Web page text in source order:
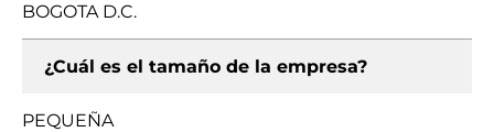
BOGOTA D.C.
¿Cuál es el tamaño de la empresa?
PEQUEÑA